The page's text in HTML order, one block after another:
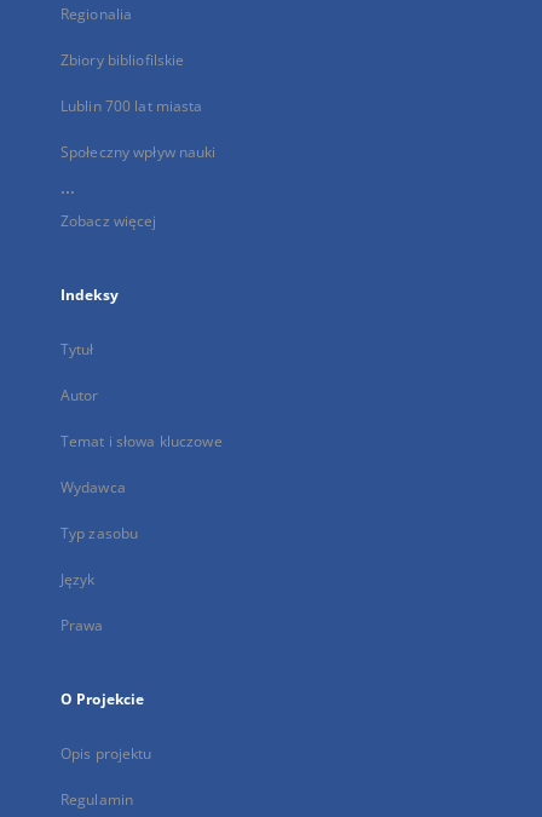
Regionalia
Zbiory bibliofilskie
Lublin 700 lat miasta
Społeczny wpływ nauki
...
Zobacz więcej
Indeksy
Tytuł
Autor
Temat i słowa kluczowe
Wydawca
Typ zasobu
Język
Prawa
O Projekcie
Opis projektu
Regulamin